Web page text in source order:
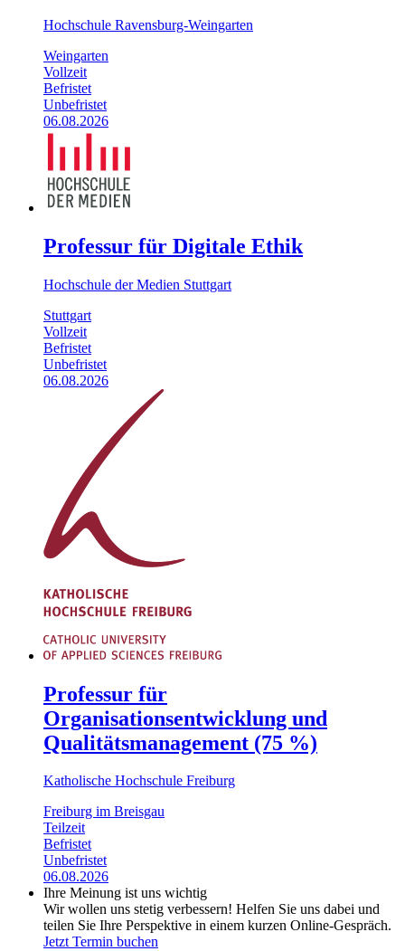
Hochschule Ravensburg-Weingarten
Weingarten
Vollzeit
Befristet
Unbefristet
06.08.2026
Professur für Digitale Ethik
Hochschule der Medien Stuttgart
Stuttgart
Vollzeit
Befristet
Unbefristet
06.08.2026
Professur für
Organisationsentwicklung und
Qualitätsmanagement (75 %)
Katholische Hochschule Freiburg
Freiburg im Breisgau
Teilzeit
Befristet
Unbefristet
06.08.2026
Ihre Meinung ist uns wichtig
Wir wollen uns stetig verbessern! Helfen Sie uns dabei und
teilen Sie Ihre Perspektive in einem kurzen Online-Gespräch.
Jetzt Termin buchen